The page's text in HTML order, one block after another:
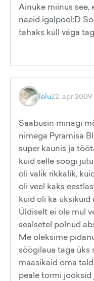
Ainuke miinus see,
naeid igalpool:D
tahaks küll väga
lelu22. apr 2009
Saabusin minagi
nimega Pyramisa
super kaunis ja
kuid selle söögi
oli valik rikkalik,
oli veel kaks
kuid oli ka üksikuid
Üldiselt ei ole mul
sealsetel polnud
Me oleksime
söögilaua taga
maasikaid oma
peale tormi jooksid